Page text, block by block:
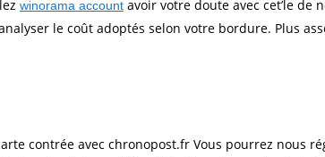
winorama account avoir votre doute avec cet’le de
le coût adoptés selon votre bordure. Plus
contrée avec chronopost.fr Vous pourrez nous